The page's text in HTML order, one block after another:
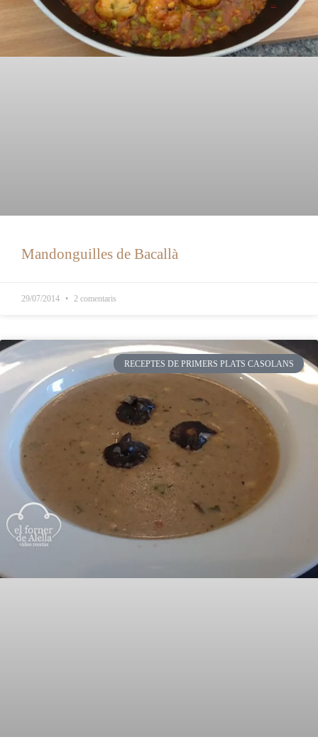
Mandonguilles de Bacallà
29/07/2014 2 comentaris
RECEPTES DE PRIMERS PLATS CASOLANS